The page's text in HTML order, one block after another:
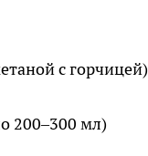
с горчицей)
200–300 мл)